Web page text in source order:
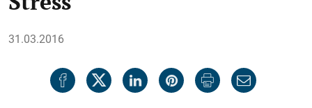
31.03.2016